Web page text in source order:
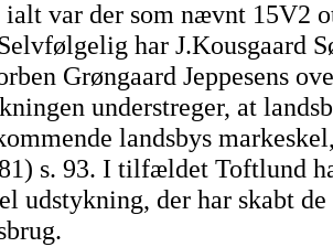
ialt var der som nævnt 15V2
har J.Kousgaard
Grøngaard Jeppesens
understreger, at
landsbys
s. 93. I tilfældet Toftlund
udstykning, der har skabt